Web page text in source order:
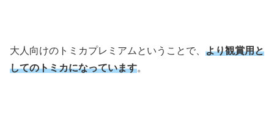
大人向けのトミカプレミアムということで、 より観賞用と
してのトミカになっています。